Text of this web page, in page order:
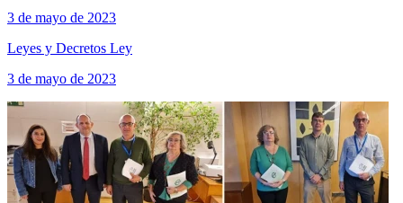
3 de mayo de 2023
Leyes y Decretos Ley
3 de mayo de 2023